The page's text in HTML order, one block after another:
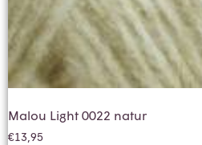
Malou Light 0022 natur
€13,95